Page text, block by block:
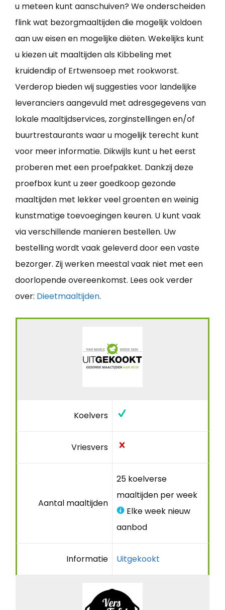
u meteen kunt aanschuiven? We onderscheiden
flink wat bezorgmaaltijden die mogelijk voldoen
aan uw eisen en mogelijke diëten. Wekelijks kunt
u kiezen uit maaltijden als Kibbeling met
kruidendip of Ertwensoep met rookworst.
Verderop bieden wij suggesties voor landelijke
leveranciers aangevuld met adresgegevens van
lokale maaltijdservices, zorginstellingen en/of
buurtrestaurants waar u mogelijk terecht kunt
voor meer informatie. Dikwijls kunt u het eerst
proberen met een proefpakket. Dankzij deze
proefbox kunt u zeer goedkoop gezonde
maaltijden met lekker veel groenten en weinig
kunstmatige toevoegingen keuren. U kunt vaak
via verschillende manieren bestellen. Uw
bestelling wordt vaak geleverd door een vaste
bezorger. Zij werken meestal vaak niet met een
doorlopende overeenkomst. Lees ook verder
over: Dieetmaaltijden.
Koelvers
Vriesvers
Aantal maaltijden
25 koelverse
maaltijden per week
Elke week nieuw
aanbod
Informatie Uitgekookt